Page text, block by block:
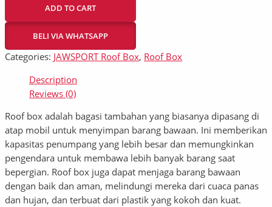
ADD TO CART
BELI VIA WHATSAPP
Categories: JAWSPORT Roof Box, Roof Box
Description
Reviews (0)
Roof box adalah bagasi tambahan yang biasanya dipasang di
atap mobil untuk menyimpan barang bawaan. Ini memberikan
kapasitas penumpang yang lebih besar dan memungkinkan
pengendara untuk membawa lebih banyak barang saat
bepergian. Roof box juga dapat menjaga barang bawaan
dengan baik dan aman, melindungi mereka dari cuaca panas
dan hujan, dan terbuat dari plastik yang kokoh dan kuat.